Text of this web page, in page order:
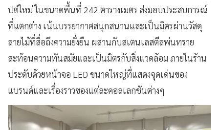
ปต์ใหม่ ในขนาดพื้นที่ 242 ตารางเมตร ส่งมอบประสบการณ์
ที่แตกต่าง เน้นบรรยากาศสนุกสนานและเป็นมิตรผ่านวัสดุ
ลายไม้ที่สื่อถึงความยั่งยืน ผสานกับสเตนเลสตีลพ่นทราย
สะท้อนความทันสมัยและเป็นมิตรกับสิ่งแวดล้อม ภายในร้าน
ประดับด้วยหน้าจอ LED ขนาดใหญ่ที่แสดงจุดเด่นของ
แบรนด์และเรื่องราวของแต่ละคอลเลกชันต่างๆ